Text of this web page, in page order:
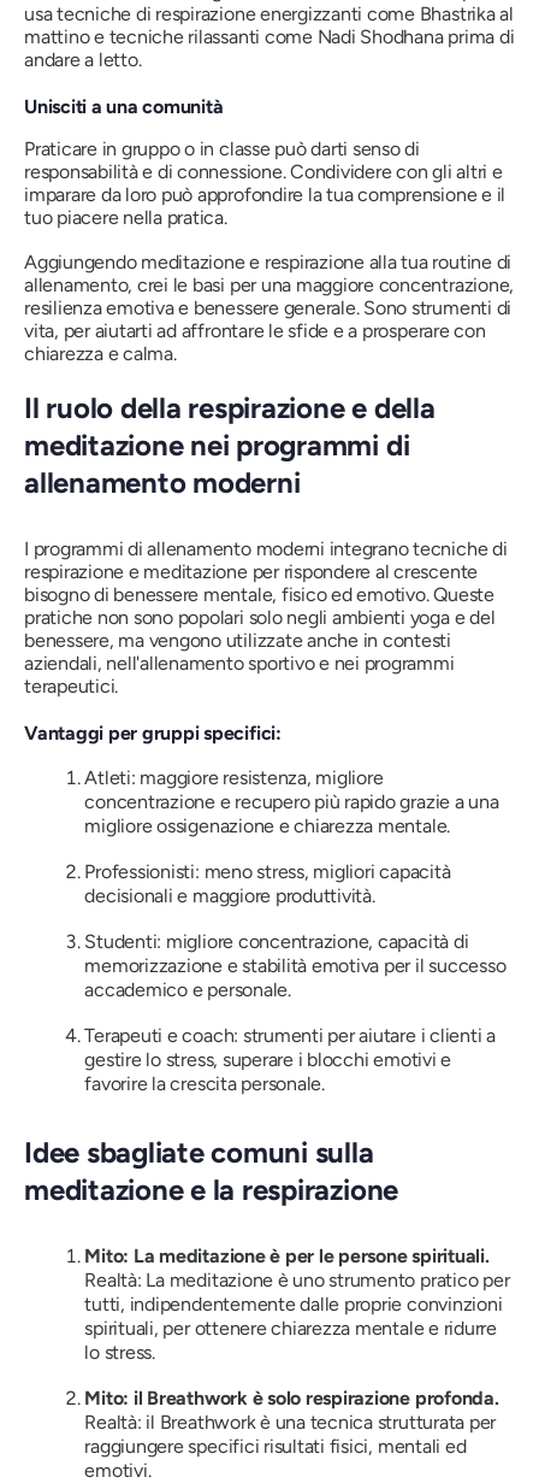
usa tecniche di respirazione energizzanti come Bhastrika al
mattino e tecniche rilassanti come Nadi Shodhana prima di
andare a letto.
Unisciti a una comunità
Praticare in gruppo o in classe può darti senso di
responsabilità e di connessione. Condividere con gli altri e
imparare da loro può approfondire la tua comprensione e il
tuo piacere nella pratica.
Aggiungendo meditazione e respirazione alla tua routine di
allenamento, crei le basi per una maggiore concentrazione,
resilienza emotiva e benessere generale. Sono strumenti di
vita, per aiutarti ad affrontare le sfide e a prosperare con
chiarezza e calma.
Il ruolo della respirazione e della
meditazione nei programmi di
allenamento moderni
I programmi di allenamento moderni integrano tecniche di
respirazione e meditazione per rispondere al crescente
bisogno di benessere mentale, fisico ed emotivo. Queste
pratiche non sono popolari solo negli ambienti yoga e del
benessere, ma vengono utilizzate anche in contesti
aziendali, nell'allenamento sportivo e nei programmi
terapeutici.
Vantaggi per gruppi specifici:
Atleti: maggiore resistenza, migliore
concentrazione e recupero più rapido grazie a una
migliore ossigenazione e chiarezza mentale.
Professionisti: meno stress, migliori capacità
decisionali e maggiore produttività.
Studenti: migliore concentrazione, capacità di
memorizzazione e stabilità emotiva per il successo
accademico e personale.
Terapeuti e coach: strumenti per aiutare i clienti a
gestire lo stress, superare i blocchi emotivi e
favorire la crescita personale.
Idee sbagliate comuni sulla
meditazione e la respirazione
Mito: La meditazione è per le persone spirituali.
Realtà: La meditazione è uno strumento pratico per
tutti, indipendentemente dalle proprie convinzioni
spirituali, per ottenere chiarezza mentale e ridurre
lo stress.
Mito: il Breathwork è solo respirazione profonda.
Realtà: il Breathwork è una tecnica strutturata per
raggiungere specifici risultati fisici, mentali ed
emotivi.